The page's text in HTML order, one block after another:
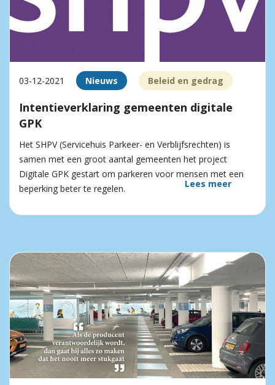
03-12-2021 Nieuws Beleid en gedrag
Intentieverklaring gemeenten digitale
GPK
Het SHPV (Servicehuis Parkeer- en Verblijfsrechten) is
samen met een groot aantal gemeenten het project
Digitale GPK gestart om parkeren voor mensen met een
beperking beter te regelen.
Lees meer